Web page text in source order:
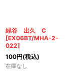
緑谷 出久 C
[EX06BT/MHA-2-
022]
100円(税込)
在庫なし